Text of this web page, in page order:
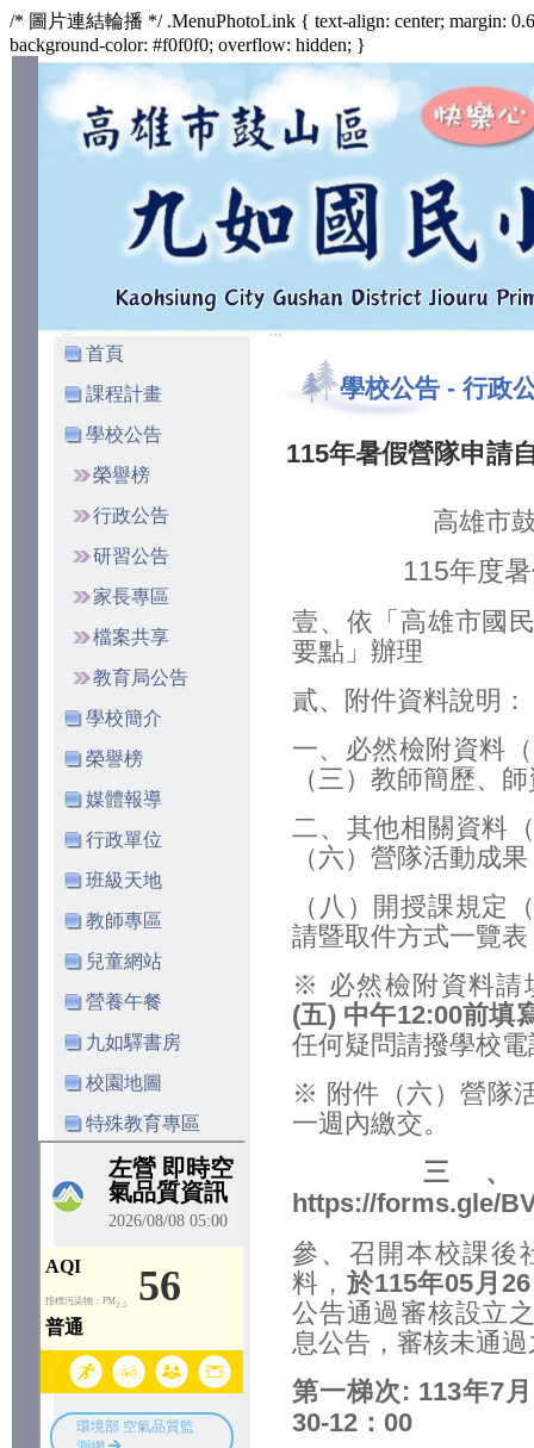
/* 圖片連結輪播 */ .MenuPhotoLink { text-align: center; margin:
background-color: #f0f0f0; overflow: hidden; }
:::
首頁
課程計畫
學校公告
榮譽榜
行政公告
研習公告
家長專區
檔案共享
教育局公告
學校簡介
榮譽榜
媒體報導
行政單位
班級天地
教師專區
兒童網站
營養午餐
九如驛書房
校園地圖
特殊教育專區
:::
學校公告 - 行政
115年暑假營隊申請
高雄市
115年度
壹、依「高雄市國
要點」辦理
貳、附件資料說明：
一、必然檢附資料
（三）教師簡歷、
二、其他相關資料
（六）營隊活動成
（八）開授課規定
請暨取件方式一覽
※ 必然檢附資料請
(五) 中午12:00前填
任何疑問請撥學校
※ 附件（六）營隊
一週內繳交。
三
https://forms.gle/
參、召開本校課後
料， 於115年05月 26
公告通過審核設立
息公告，審核未通
第一梯次: 113年7月
30-12 ： 00